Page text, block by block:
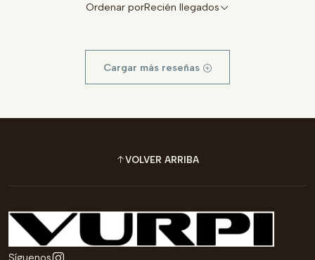
Ordenar porRecién llegados
Cargar más reseñas
VOLVER ARRIBA